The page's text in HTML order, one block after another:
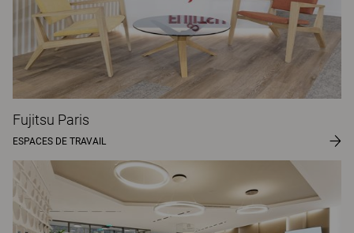
Fujitsu Paris
ESPACES DE TRAVAIL